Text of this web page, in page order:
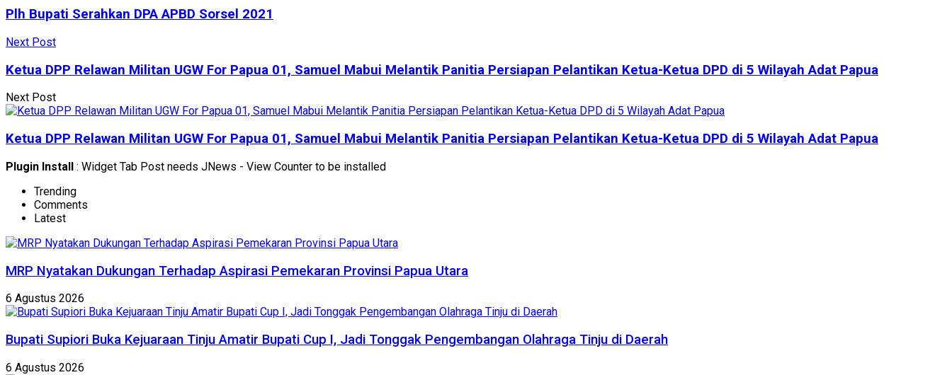
Plh Bupati Serahkan DPA APBD Sorsel 2021
Next Post
Ketua DPP Relawan Militan UGW For Papua 01, Samuel Mabui Melantik Panitia Persiapan Pelantikan Ketua-Ketua DPD di 5 Wilayah Adat Papua
Next Post
Ketua DPP Relawan Militan UGW For Papua 01, Samuel Mabui Melantik Panitia Persiapan Pelantikan Ketua-Ketua DPD di 5 Wilayah Adat Papua
Plugin Install : Widget Tab Post needs JNews - View Counter to be installed
Trending
Comments
Latest
MRP Nyatakan Dukungan Terhadap Aspirasi Pemekaran Provinsi Papua Utara
6 Agustus 2026
Bupati Supiori Buka Kejuaraan Tinju Amatir Bupati Cup I, Jadi Tonggak Pengembangan Olahraga Tinju di Daerah
6 Agustus 2026